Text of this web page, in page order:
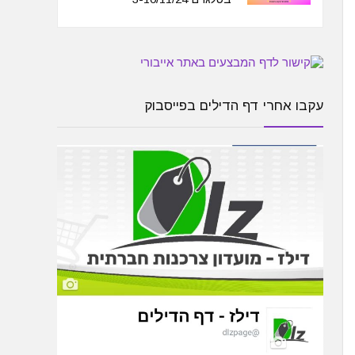
עקבו אחרי דף הדילים בפייסבוק